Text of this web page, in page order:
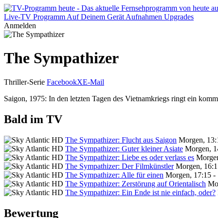
Live-TV Programm Auf Deinem Gerät Aufnahmen Upgrades
Anmelden
The Sympathizer
Thriller-Serie FacebookXE-Mail
Saigon, 1975: In den letzten Tagen des Vietnamkriegs ringt ein
Bald im TV
The Sympathizer: Flucht aus Saigon Morgen,
The Sympathizer: Guter kleiner Asiate Morgen,
The Sympathizer: Liebe es oder verlass es
The Sympathizer: Der Filmkünstler Morgen,
The Sympathizer: Alle für einen Morgen, 17:15 -
The Sympathizer: Zerstörung auf Orientalisch
The Sympathizer: Ein Ende ist nie einfach, oder?
Bewertung